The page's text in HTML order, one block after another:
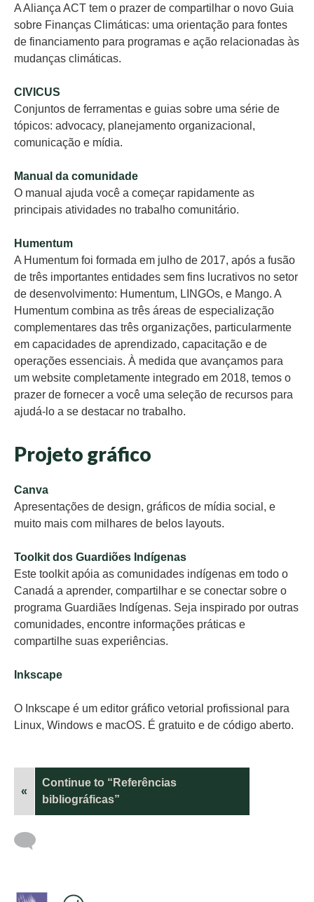
A Aliança ACT tem o prazer de compartilhar o novo Guia
sobre Finanças Climáticas: uma orientação para fontes
de financiamento para programas e ação relacionadas às
mudanças climáticas.
CIVICUS
Conjuntos de ferramentas e guias sobre uma série de
tópicos: advocacy, planejamento organizacional,
comunicação e mídia.
Manual da comunidade
O manual ajuda você a começar rapidamente as
principais atividades no trabalho comunitário.
Humentum
A Humentum foi formada em julho de 2017, após a fusão
de três importantes entidades sem fins lucrativos no setor
de desenvolvimento: Humentum, LINGOs, e Mango. A
Humentum combina as três áreas de especialização
complementares das três organizações, particularmente
em capacidades de aprendizado, capacitação e de
operações essenciais. À medida que avançamos para
um website completamente integrado em 2018, temos o
prazer de fornecer a você uma seleção de recursos para
ajudá-lo a se destacar no trabalho.
Projeto gráfico
Canva
Apresentações de design, gráficos de mídia social, e
muito mais com milhares de belos layouts.
Toolkit dos Guardiões Indígenas
Este toolkit apóia as comunidades indígenas em todo o
Canadá a aprender, compartilhar e se conectar sobre o
programa Guardiães Indígenas. Seja inspirado por outras
comunidades, encontre informações práticas e
compartilhe suas experiências.
Inkscape
O Inkscape é um editor gráfico vetorial profissional para
Linux, Windows e macOS. É gratuito e de código aberto.
«
Continue to “Referências
bibliográficas”